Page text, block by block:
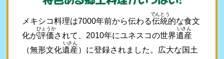
メキシコ料理は7000年前から伝わる伝統
でんとう
的な食文
化が評価
ひょうか
されて、2010年にユネスコの世界遺産
いさん
（無形文化遺産
いさん
）に登録されました。広大な国土